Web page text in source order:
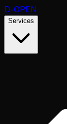
D-OPEN
Services